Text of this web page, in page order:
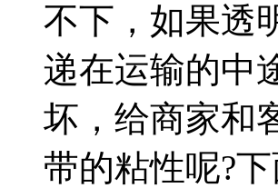
不下，如果透
递在运输的中
坏，给商家和
带的粘性呢?